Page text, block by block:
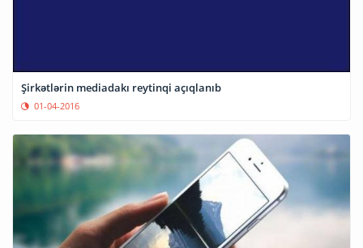
Şirkətlərin mediadakı reytinqi açıqlanıb
01-04-2016